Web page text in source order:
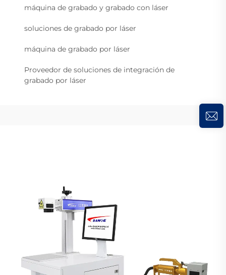
máquina de grabado y grabado con láser
soluciones de grabado por láser
máquina de grabado por láser
Proveedor de soluciones de integración de
grabado por láser